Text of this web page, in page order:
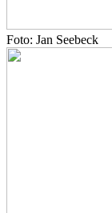
Foto: Jan Seebeck